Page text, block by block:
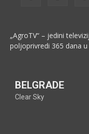
„AgroTV“ – jedini
poljoprivredi 365 dana u
BELGRADE
Clear Sky